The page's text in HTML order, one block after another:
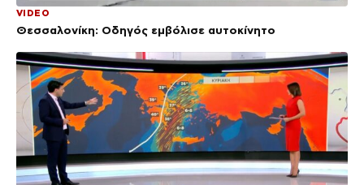
VIDEO
Θεσσαλονίκη: Οδηγός εμβόλισε αυτοκίνητο